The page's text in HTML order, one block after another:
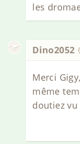
les
Dino2052
Merci
même
doutiez